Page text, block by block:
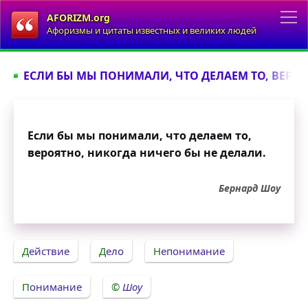
AFORIZM.org
Афоризмы и цитаты известных и великих людей
ЕСЛИ БЫ МЫ ПОНИМАЛИ, ЧТО ДЕЛАЕМ ТО,
Если бы мы понимали, что делаем то,
вероятно, никогда ничего бы не делали.
Бернард Шоу
Действие Дело Непонимание
Понимание Шоу